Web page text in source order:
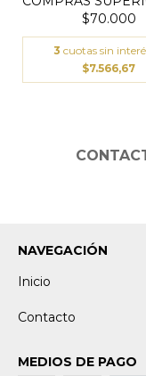
3 cuotas sin
$7.566,67
NAVEGACIÓN
Inicio
Contacto
MEDIOS DE PAGO